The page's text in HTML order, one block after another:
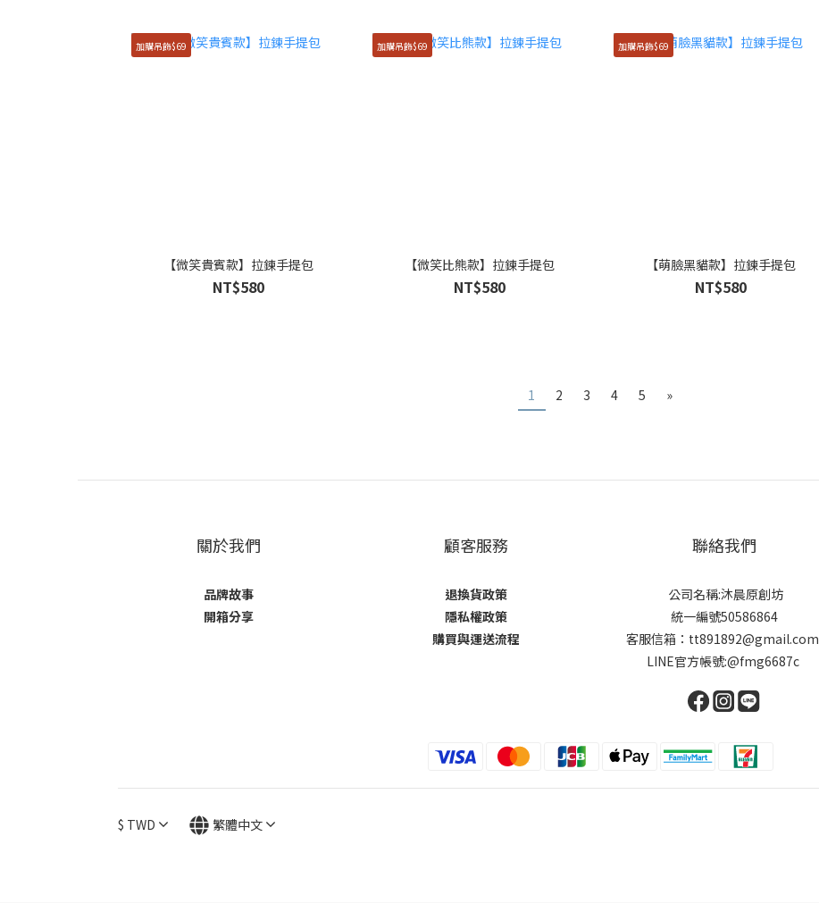
加購吊飾$69
【微笑貴賓款】拉鍊手提包
NT$580
加購吊飾$69
【微笑比熊款】拉鍊手提包
NT$580
加購吊飾$69
【萌臉黑貓款】拉鍊手提包
NT$580
1 2 3 4 5 »
關於我們
品牌故事
開箱分享
顧客服務
退換貨政策
隱私權政策
購買與運送流程
聯絡我們
公司名稱:沐晨原創坊
統一編號50586864
客服信箱：tt891892@gmail.com
LINE官方帳號:@fmg6687c
$ TWD 繁體中文